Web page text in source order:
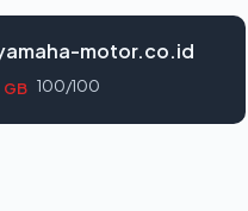
motor.co.id
GB 100/100